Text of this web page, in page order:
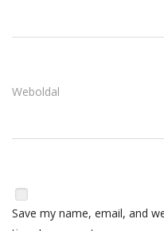
Weboldal
Save my name, email, and